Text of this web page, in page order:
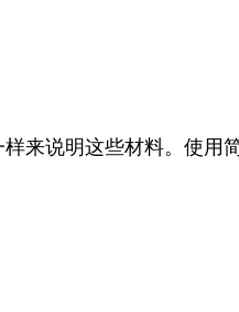
来说明这些材料。使用